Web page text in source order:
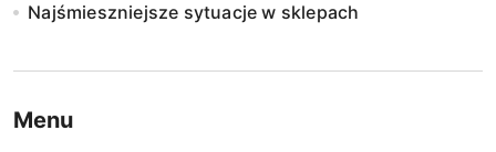
Najśmieszniejsze sytuacje w sklepach
Menu